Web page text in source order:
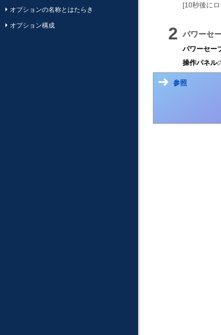
オプションの名称とはたらき
オプション構成
10秒後に
パワーセ
パワーセー
操作パネル
参照